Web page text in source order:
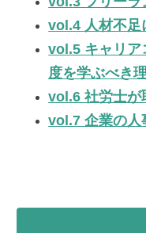
vol.4 人材不足
vol.5 キャリア
度を学ぶべき
vol.6 社労士が
vol.7 企業の人